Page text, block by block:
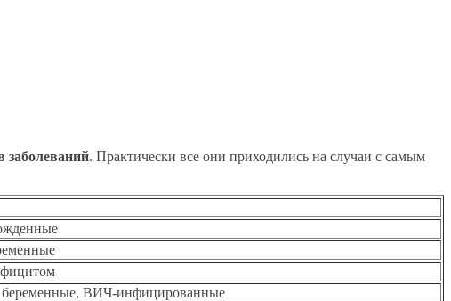
заболеваний. Практически все они приходились на случаи с самым
ВИЧ-инфицированные